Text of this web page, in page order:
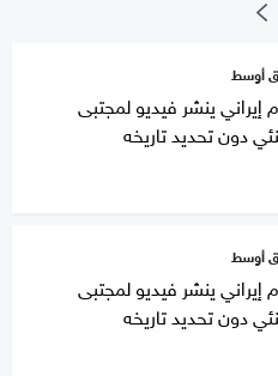
أوسط
إيراني ينشر فيديو لمجتبى
دون تحديد تاريخه
أوسط
إيراني ينشر فيديو لمجتبى
دون تحديد تاريخه